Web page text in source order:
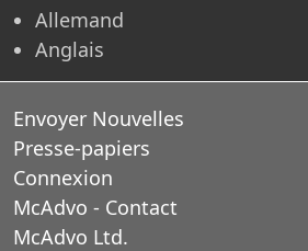
Allemand
Anglais
Envoyer Nouvelles
Presse-papiers
Connexion
McAdvo - Contact
McAdvo Ltd.